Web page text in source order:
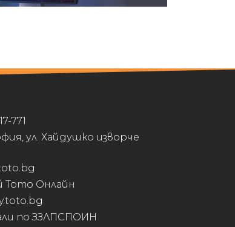
771
ул. Хайдушко изворче
Тото Онлайн
по ЗЗЛПСПОИН